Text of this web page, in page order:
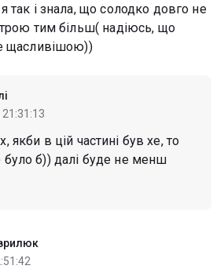
так і знала, що солодко довго не
тим більш( надіюсь, що
щасливішою))
якби в цій частині був хе, то
було б)) далі буде не менш